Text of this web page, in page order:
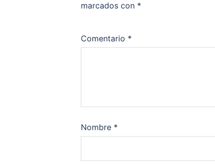
marcados con *
Comentario *
Nombre *